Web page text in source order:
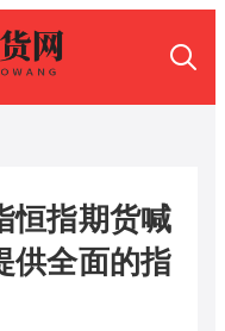
恒指期货喊
供全面的指